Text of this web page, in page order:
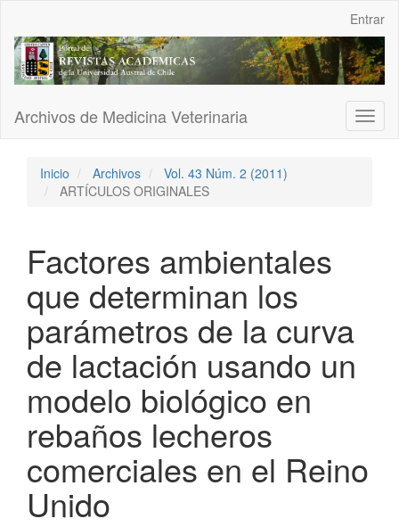
Contenido
principal
Barra
Entrar
Archivos de Medicina Veterinaria
Inicio Archivos
Vol. 43 Núm. 2 (2011)
ARTÍCULOS ORIGINALES
Factores ambientales
que determinan los
parámetros de la curva
de lactación usando un
modelo biológico en
rebaños lecheros
comerciales en el Reino
Unido